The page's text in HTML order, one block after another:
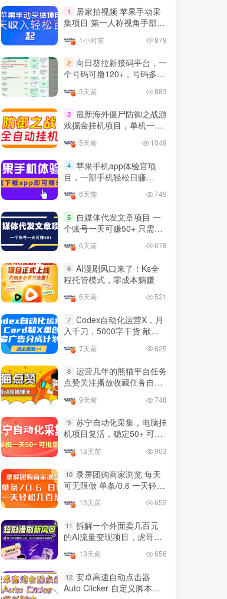
想做项目可以联系虎哥微信 虎哥一对一
解答并且远程视频教学
Google AdSense 新手接入
教程：虎哥手把手教你用网
站赚取美元收入
TOP2
质博主！
4年前 1.5W+人已阅读
网易云音乐黑胶会员，三个
官方免费领取教程，最高可
领1年
4年前 1.4W+人已阅读
十大电脑挂机赚钱
4年前 1.2W+人已阅读
TOP5
腾讯欢乐斗地主打金项目，
回收欢乐豆 一台电脑日收益
500+
3年前 5671人已阅读
TOP6
外面开车的三角洲出售脚
本，无卡密版本 单窗口日收
益30-70+ 可批量操作
1年前 4873人已阅读
TOP7
最新快手极速版秒货脚本，
直播间扫货必备神器【秒货
2年前 4555人已阅读
TOP8
0粉0基础抖音做旅游直播，
30天带货250万GMV，纯利
10万，及经验
TOP9
国内最多电脑挂机赚钱项目
TOP10
友情链接申请联系虎哥
1
居家拍视频 苹果手动采
集项目 第一人称视角手部操
元起 1小时前 878
2
向日葵拉新接码平台，一
个号码可撸120+，号码多的
5天前 883
3 最新海外僵尸防御之战游
戏掘金挂机项目，单机一天
5天前 1049
4 苹果手机app体验官项
目，一部手机轻松日赚
载安装app即可获取高额收
益
6天前 749
5
自媒体代发文章项目 一
个账号一天可赚50+ 只需动
6天前 678
6 AI漫剧风口来了！Ks全
程托管模式，零成本躺赚
6天前 521
7 Codex自动化运营X，月
入千刀，5000字干货 献给
7天前 625
8 运营几年的熊猫平台任务
点赞关注播放收藏任务自动
量
9天前 748
9 苏宁自动化采集，电脑挂
机项目复活，稳定50+ 可批
13天前 903
10 录屏团购商家浏览 每天
可无限做 单条/0.6 一天轻松
13天前 652
11 拆解一个外面卖几百元
的AI流量变现项目，虎哥这
13天前 656
12 安卓高速自动点击器
Auto Clicker 自定义脚本、